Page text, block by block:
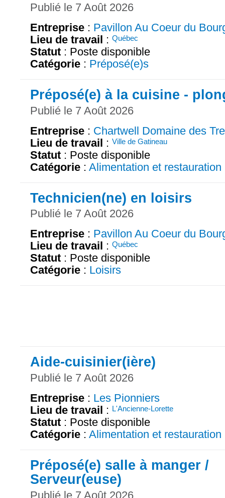
Publié le 7 Août 2026
Entreprise : Pavillon Au Coeur du
Lieu de travail : Québec
Statut : Poste disponible
Catégorie : Préposé(e)s
Préposé(e) à la cuisine -
Publié le 7 Août 2026
Entreprise : Chartwell Domaine des
Lieu de travail : Ville de Gatineau
Statut : Poste disponible
Catégorie : Alimentation et restauration
Technicien(ne) en loisirs
Publié le 7 Août 2026
Entreprise : Pavillon Au Coeur du
Lieu de travail : Québec
Statut : Poste disponible
Catégorie : Loisirs
Aide-cuisinier(ière)
Publié le 7 Août 2026
Entreprise : Les Pionniers
Lieu de travail : L'Ancienne-Lorette
Statut : Poste disponible
Catégorie : Alimentation et restauration
Préposé(e) salle à manger /
Serveur(euse)
Publié le 7 Août 2026